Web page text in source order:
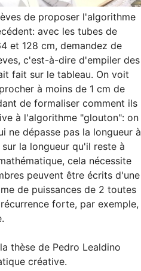
de proposer l'algorithme
avec les tubes de
et 128 cm, demandez de
c'est-à-dire d'empiler des
fait sur le tableau. On voit
à moins de 1 cm de
de formaliser comment ils
à l'algorithme "glouton": on
ne dépasse pas la longueur à
la longueur qu'il reste à
cela nécessite
peuvent être écrits d'une
de puissances de 2 toutes
forte, par exemple,
thèse de Pedro Lealdino
créative.